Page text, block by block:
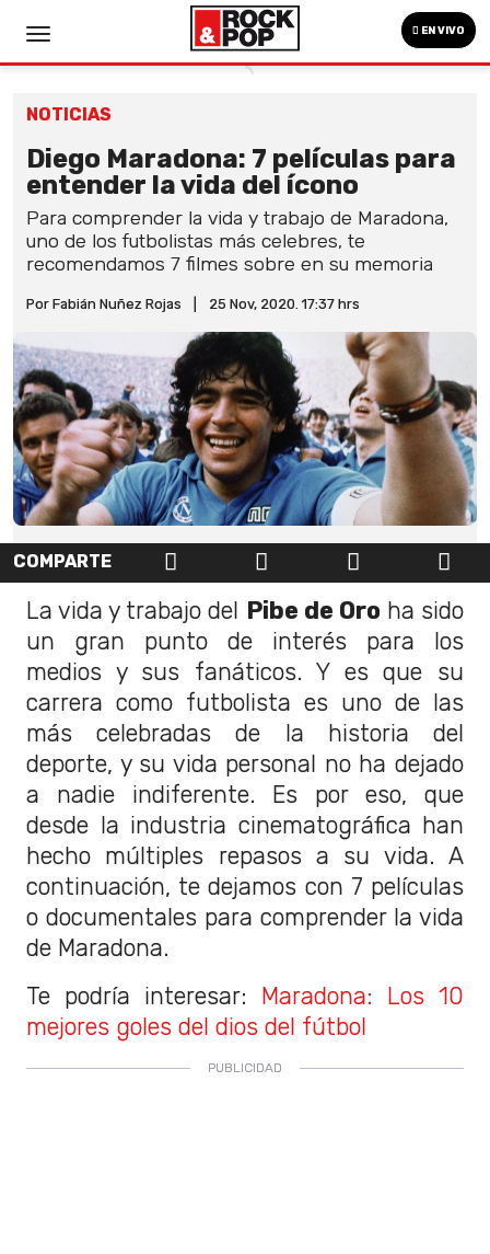
EN VIVO
NOTICIAS
Diego Maradona: 7 películas para
entender la vida del ícono
Para comprender la vida y trabajo de Maradona,
uno de los futbolistas más celebres, te
recomendamos 7 filmes sobre en su memoria
Por Fabián Nuñez Rojas 25 Nov, 2020. 17:37 hrs
COMPARTE
La vida y trabajo del Pibe de Oro ha sido
un gran punto de interés para los
medios y sus fanáticos. Y es que su
carrera como futbolista es uno de las
más celebradas de la historia del
deporte, y su vida personal no ha dejado
a nadie indiferente. Es por eso, que
desde la industria cinematográfica han
hecho múltiples repasos a su vida. A
continuación, te dejamos con 7 películas
o documentales para comprender la vida
de Maradona.
Te podría interesar: Maradona: Los 10
mejores goles del dios del fútbol